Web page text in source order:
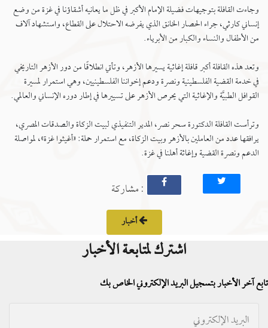
وجاءت القافلة بتوجيهات فضيلة الإمام الأكبر في ظل ما يعانيه أشقاؤنا في غزة من وضع
إنساني كارثي، جراء الحصار الخانق الذي يفرضه الاحتلال على القطاع، واستشهاد آلاف
من الأطفال والنساء والكبار من الأبرياء.
وتعد هذه القافلة أكبر قافلة إغاثية يسيرها الأزهر، وتأتي انطلاقًا من دور الأزهر التاريخي
في خدمة القضية الفلسطينية ونصرة ودعم إخواننا الفلسطينيين، وهي استمرار لمسيرة
القوافل الطبيَّة والإغاثية التي يحرص الأزهر على تسييرها في إطار دوره الإنساني والعالمي.
وترأست القافلة الدكتورة سحر نصر، المدير التنفيذي لبيت الزكاة والصدقات المصري،
يرافقها عدد من العاملين بالأزهر وبيت الزكاة، مع استمرار حملة: «أغيثوا غزة»، لمواصلة
الدعم ونصرة القضية وإغاثة أهلنا في غزة.
: مشاركة
أخبار
اشترك لمتابعة الأخبار
تابع آخر الأخبار بتسجيل البريد الإلكتروني الخاص بك